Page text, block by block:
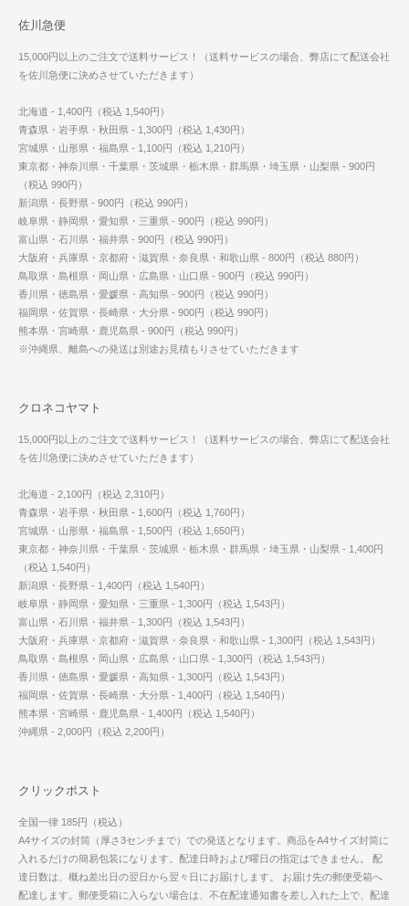
佐川急便
15,000円以上のご注文で送料サービス！（送料サービスの場合、弊店にて配送会社
を佐川急便に決めさせていただきます）
北海道 - 1,400円（税込 1,540円）
青森県・岩手県・秋田県 - 1,300円（税込 1,430円）
宮城県・山形県・福島県 - 1,100円（税込 1,210円）
東京都・神奈川県・千葉県・茨城県・栃木県・群馬県・埼玉県・山梨県 - 900円
（税込 990円）
新潟県・長野県 - 900円（税込 990円）
岐阜県・静岡県・愛知県・三重県 - 900円（税込 990円）
富山県・石川県・福井県 - 900円（税込 990円）
大阪府・兵庫県・京都府・滋賀県・奈良県・和歌山県 - 800円（税込 880円）
鳥取県・島根県・岡山県・広島県・山口県 - 900円（税込 990円）
香川県・徳島県・愛媛県・高知県 - 900円（税込 990円）
福岡県・佐賀県・長崎県・大分県 - 900円（税込 990円）
熊本県・宮崎県・鹿児島県 - 900円（税込 990円）
※沖縄県、離島への発送は別途お見積もりさせていただきます
クロネコヤマト
15,000円以上のご注文で送料サービス！（送料サービスの場合、弊店にて配送会社
を佐川急便に決めさせていただきます）
北海道 - 2,100円（税込 2,310円）
青森県・岩手県・秋田県 - 1,600円（税込 1,760円）
宮城県・山形県・福島県 - 1,500円（税込 1,650円）
東京都・神奈川県・千葉県・茨城県・栃木県・群馬県・埼玉県・山梨県 - 1,400円
（税込 1,540円）
新潟県・長野県 - 1,400円（税込 1,540円）
岐阜県・静岡県・愛知県・三重県 - 1,300円（税込 1,543円）
富山県・石川県・福井県 - 1,300円（税込 1,543円）
大阪府・兵庫県・京都府・滋賀県・奈良県・和歌山県 - 1,300円（税込 1,543円）
鳥取県・島根県・岡山県・広島県・山口県 - 1,300円（税込 1,543円）
香川県・徳島県・愛媛県・高知県 - 1,300円（税込 1,543円）
福岡県・佐賀県・長崎県・大分県 - 1,400円（税込 1,540円）
熊本県・宮崎県・鹿児島県 - 1,400円（税込 1,540円）
沖縄県 - 2,000円（税込 2,200円）
クリックポスト
全国一律 185円（税込）
A4サイズの封筒（厚さ3センチまで）での発送となります。商品をA4サイズ封筒に
入れるだけの簡易包装になります。配達日時および曜日の指定はできません。 配
達日数は、概ね差出日の翌日から翌々日にお届けします。 お届け先の郵便受箱へ
配達します。郵便受箱に入らない場合は、不在配達通知書を差し入れた上で、配達